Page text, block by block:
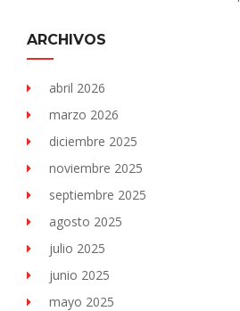
ARCHIVOS
abril 2026
marzo 2026
diciembre 2025
noviembre 2025
septiembre 2025
agosto 2025
julio 2025
junio 2025
mayo 2025